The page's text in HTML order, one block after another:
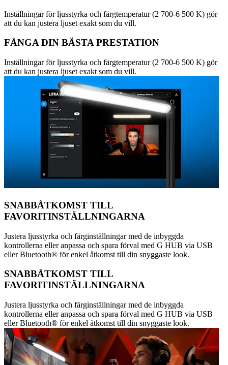
Inställningar för ljusstyrka och färgtemperatur (2 700-6 500 K) gör
att du kan justera ljuset exakt som du vill.
FÅNGA DIN BÄSTA PRESTATION
Inställningar för ljusstyrka och färgtemperatur (2 700-6 500 K) gör
att du kan justera ljuset exakt som du vill.
SNABBÅTKOMST TILL
FAVORITINSTÄLLNINGARNA
Justera ljusstyrka och färginställningar med de inbyggda
kontrollerna eller anpassa och spara förval med G HUB via USB
eller Bluetooth® för enkel åtkomst till din snyggaste look.
SNABBÅTKOMST TILL
FAVORITINSTÄLLNINGARNA
Justera ljusstyrka och färginställningar med de inbyggda
kontrollerna eller anpassa och spara förval med G HUB via USB
eller Bluetooth® för enkel åtkomst till din snyggaste look.